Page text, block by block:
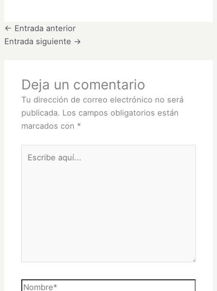
← Entrada anterior
Entrada siguiente →
Deja un comentario
Tu dirección de correo electrónico no será
publicada. Los campos obligatorios están
marcados con *
aquí...
Nombre*